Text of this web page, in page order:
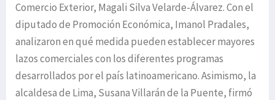
Comercio Exterior, Magali Silva Velarde-Álvarez. Con el
diputado de Promoción Económica, Imanol Pradales,
analizaron en qué medida pueden establecer mayores
lazos comerciales con los diferentes programas
desarrollados por el país latinoamericano. Asimismo, la
alcaldesa de Lima, Susana Villarán de la Puente, firmó